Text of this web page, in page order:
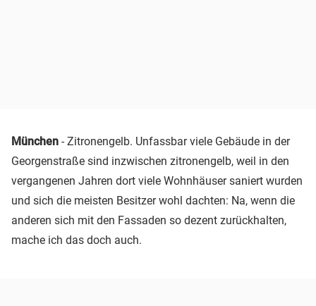
München - Zitronengelb. Unfassbar viele Gebäude in der
Georgenstraße sind inzwischen zitronengelb, weil in den
vergangenen Jahren dort viele Wohnhäuser saniert wurden
und sich die meisten Besitzer wohl dachten: Na, wenn die
anderen sich mit den Fassaden so dezent zurückhalten,
mache ich das doch auch.